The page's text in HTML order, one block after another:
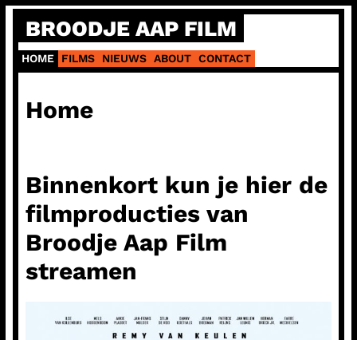
naar
de
inhoud
BROODJE AAP FILM
HOME FILMS NIEUWS ABOUT CONTACT
Home
Binnenkort kun je hier de
filmproducties van
Broodje Aap Film
streamen